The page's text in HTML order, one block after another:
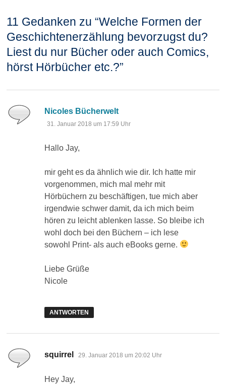
11 Gedanken zu “Welche Formen der
Geschichtenerzählung bevorzugst du?
Liest du nur Bücher oder auch Comics,
hörst Hörbücher etc.?”
Nicoles Bücherweltsagt:
31. Januar 2018 um 17:59 Uhr
Hallo Jay,
mir geht es da ähnlich wie dir. Ich hatte mir
vorgenommen, mich mal mehr mit
Hörbüchern zu beschäftigen, tue mich aber
irgendwie schwer damit, da ich mich beim
hören zu leicht ablenken lasse. So bleibe ich
wohl doch bei den Büchern – ich lese
sowohl Print- als auch eBooks gerne.
Liebe Grüße
Nicole
ANTWORTEN
squirrel sagt:
29. Januar 2018 um 20:02 Uhr
Hey Jay,